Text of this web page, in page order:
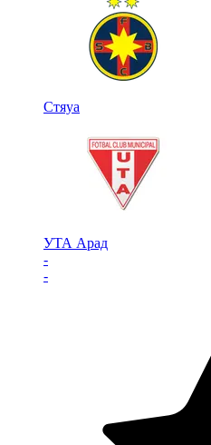
Стяуа
УТА Арад
-
-